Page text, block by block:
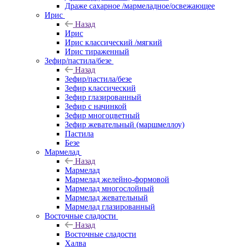
Драже сахарное /мармеладное/освежающее
Ирис
Назад
Ирис
Ирис классический /мягкий
Ирис тираженный
Зефир/пастила/безе
Назад
Зефир/пастила/безе
Зефир классический
Зефир глазированный
Зефир с начинкой
Зефир многоцветный
Зефир жевательный (маршмеллоу)
Пастила
Безе
Мармелад
Назад
Мармелад
Мармелад желейно-формовой
Мармелад многослойный
Мармелад жевательный
Мармелад глазированный
Восточные сладости
Назад
Восточные сладости
Халва